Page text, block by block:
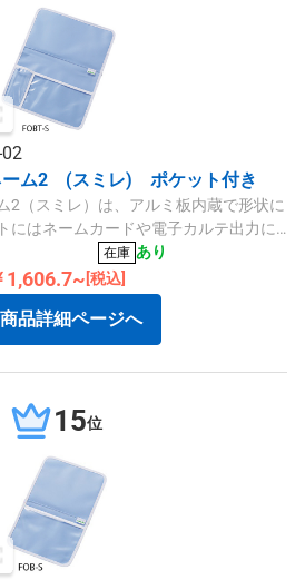
ーム2 (スミレ) ポケット付き
2（スミレ）は、アルミ板内蔵で形状に
にはネームカードや電子カルテ出力に
で、PVC製の丈夫な素材です。
在庫 あり
1,606.7~ [税込]
商品詳細ページへ
15位